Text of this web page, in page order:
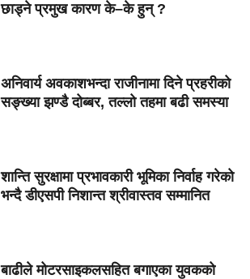
छाड्ने प्रमुख कारण के–के हुन् ?
अनिवार्य अवकाशभन्दा राजीनामा दिने प्रहरीको
सङ्ख्या झण्डै दोब्बर, तल्लो तहमा बढी समस्या
शान्ति सुरक्षामा प्रभावकारी भूमिका निर्वाह गरेको
भन्दै डीएसपी निशान्त श्रीवास्तव सम्मानित
बाढीले मोटरसाइकलसहित बगाएका युवकको